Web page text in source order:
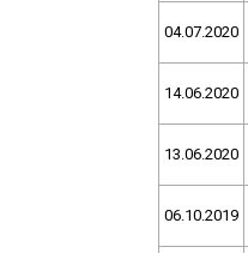
04.07.2020
14.06.2020
13.06.2020
06.10.2019